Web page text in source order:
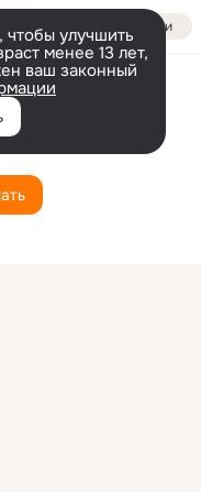
Войти
улучшить
менее 13 лет,
ваш законный
Your Love